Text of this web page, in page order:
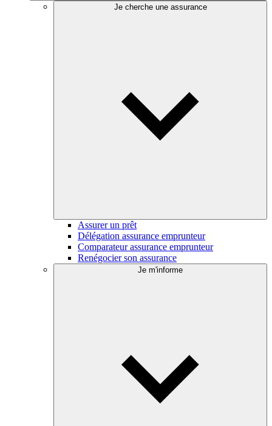
Je cherche une assurance
Assurer un prêt
Délégation assurance emprunteur
Comparateur assurance emprunteur
Renégocier son assurance
Je m'informe